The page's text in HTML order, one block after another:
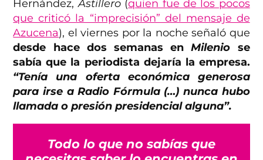
Hernández,Astillero(quien fue de los pocos
que criticó la “imprecisión” del mensaje de
Azucena), el viernes por la noche señaló que
desde hace dos semanas enMilenio se
sabía que la periodista dejaría la empresa.
“Tenía una oferta económica generosa
para irse a Radio Fórmula (…) nunca hubo
llamada o presión presidencial alguna”.
Todo lo que no sabías que